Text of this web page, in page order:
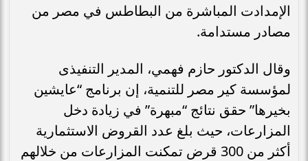
الإمدادت المباشرة من البطاطس في مصر من
مصادر مستدامة.
وقال الدكتور حازم فهمي، المدير التنفيذى
لمؤسسة كير مصر للتنمية، إن برنامج “عايشين
بخيرها” حقق نتائج “مبهرة” في زيادة دخل
المزارعات، حيث بلغ عدد القروض الاستثمارية
أكثر من 300 قرض تمكنت المزارعات من خلالهم